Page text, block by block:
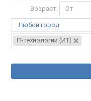
Возраст: От
Любой город
IT-технологии (ИТ) ×